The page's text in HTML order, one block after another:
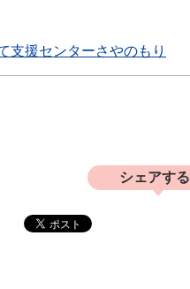
支援センターさやのもり
シェアする